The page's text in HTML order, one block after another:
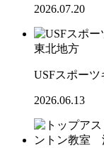
2026.07.20
東北地方
USFスポー
2026.06.13